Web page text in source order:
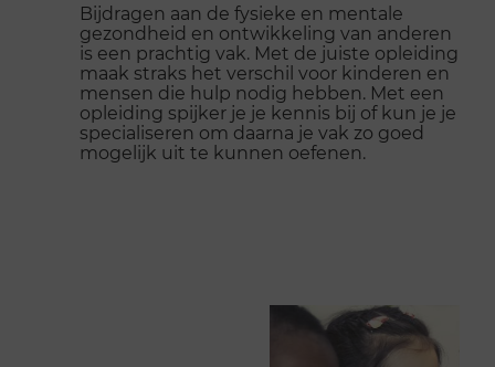
Bijdragen aan de fysieke en mentale
gezondheid en ontwikkeling van anderen
is een prachtig vak. Met de juiste opleiding
maak straks het verschil voor kinderen en
mensen die hulp nodig hebben. Met een
opleiding spijker je je kennis bij of kun je je
specialiseren om daarna je vak zo goed
mogelijk uit te kunnen oefenen.